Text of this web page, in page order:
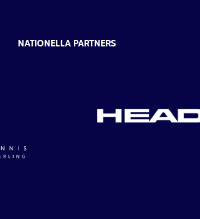
NATIONELLA PARTNERS